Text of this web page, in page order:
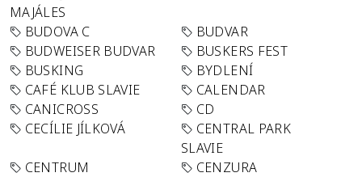
MAJÁLES
BUDOVA C
BUDVAR
BUDWEISER BUDVAR
BUSKERS FEST
BUSKING
BYDLENÍ
CAFÉ KLUB SLAVIE
CALENDAR
CANICROSS
CD
CECÍLIE JÍLKOVÁ
CENTRAL PARK
SLAVIE
CENTRUM
CENZURA